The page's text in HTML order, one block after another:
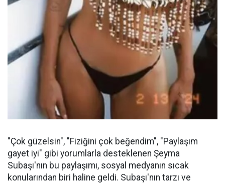
"Çok güzelsin", "Fiziğini çok beğendim", "Paylaşım
gayet iyi" gibi yorumlarla desteklenen Şeyma
Subaşı'nın bu paylaşımı, sosyal medyanın sıcak
konularından biri haline geldi. Subaşı'nın tarzı ve